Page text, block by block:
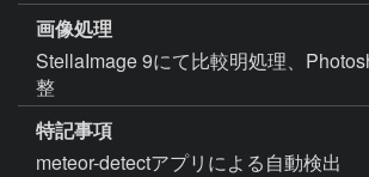
画像処理
StellaImage 9にて比較明処理、
整
特記事項
meteor-detectアプリによる自動検出